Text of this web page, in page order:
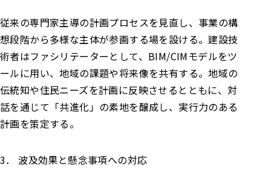
従来の専門家主導の計画プロセスを見直し、事業の構
想段階から多様な主体が参画する場を設ける。建設技
術者はファシリテーターとして、BIM/CIMモデルをツ
ールに用い、地域の課題や将来像を共有する。地域の
伝統知や住民ニーズを計画に反映させるとともに、対
話を通じて「共進化」の素地を醸成し、実行力のある
計画を策定する。
3． 波及効果と懸念事項への対応